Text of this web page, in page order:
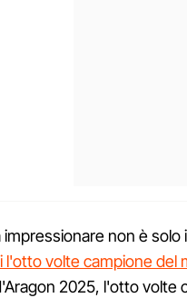
impressionare non è solo
l'otto volte campione del
2025, l'otto volte